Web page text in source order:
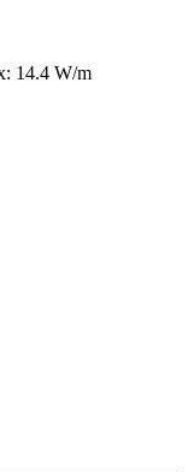
14.4 W/m